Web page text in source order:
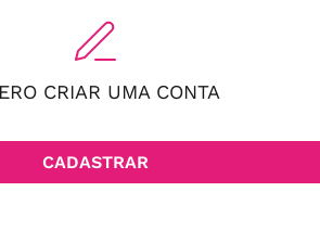
CRIAR UMA CONTA
CADASTRAR